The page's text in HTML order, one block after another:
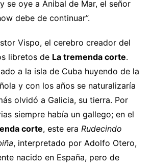
se oye a Anibal de Mar, el señor
debe de continuar”.
Vispo, el cerebro creador del
libretos de La tremenda corte.
a la isla de Cuba huyendo de la
y con los años se naturalizaría
olvidó a Galicia, su tierra. Por
siempre había un gallego; en el
corte, este era Rudecindo
, interpretado por Adolfo Otero,
nacido en España, pero de